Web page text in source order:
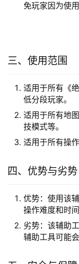
免玩家因为使
三、使用范围
适用于所有《
适用于所有地
技模式等。
适用于所有操
四、优势与劣势